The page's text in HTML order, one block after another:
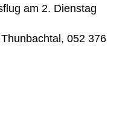
am 2. Dienstag
052 376